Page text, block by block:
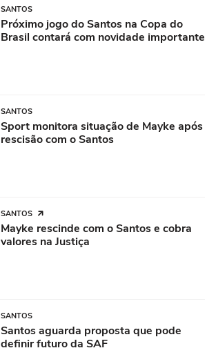
SANTOS
Próximo jogo do Santos na Copa do
Brasil contará com novidade importante
SANTOS
Sport monitora situação de Mayke após
rescisão com o Santos
SANTOS
Mayke rescinde com o Santos e cobra
valores na Justiça
SANTOS
Santos aguarda proposta que pode
definir futuro da SAF